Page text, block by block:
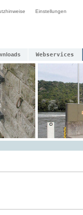
Einstellungen
Webservices